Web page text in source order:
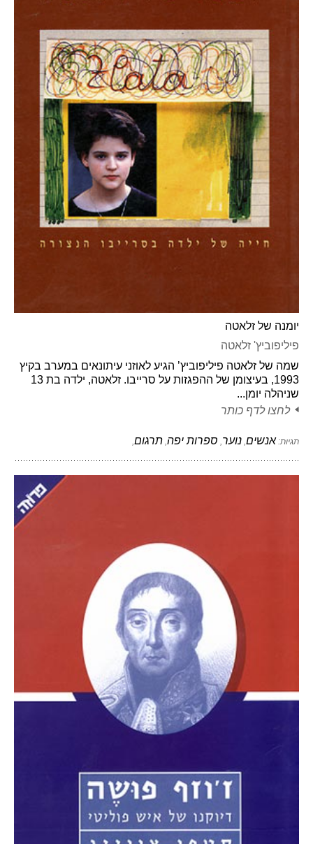
יומנה של זלאטה
פיליפוביץ' זלאטה
שמה של זלאטה פיליפוביץ’ הגיע לאוזני עיתונאים במערב בקיץ
1993, בעיצומן של ההפגזות על סרייבו. זלאטה, ילדה בת 13
שניהלה יומן...
לחצו לדף כותר
תגיות: אנשים, נוער, ספרות יפה, תרגום,